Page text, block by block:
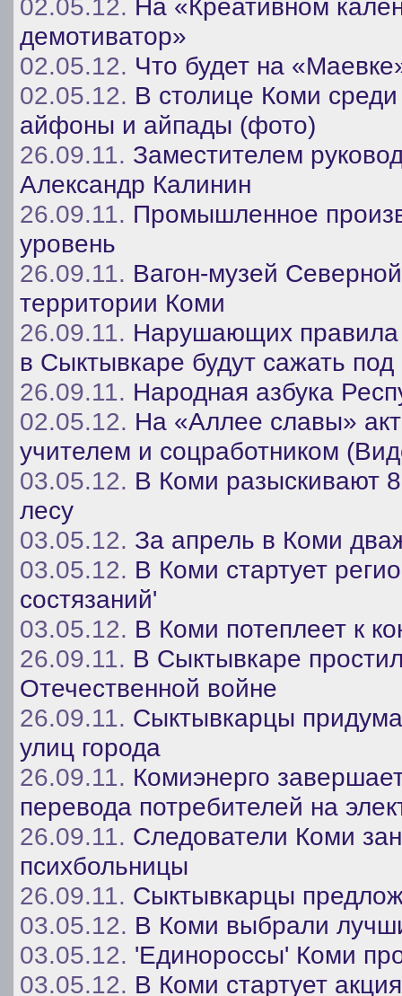
02.05.12. На «Креативном
демотиватор»
02.05.12. Что будет на
02.05.12. В столице Коми
айфоны и айпады (фото)
26.09.11. Заместителем
Александр Калинин
26.09.11. Промышленное
уровень
26.09.11. Вагон-музей
территории Коми
26.09.11. Нарушающих правила
в Сыктывкаре будут сажать под
26.09.11. Народная азбука
02.05.12. На «Аллее славы»
учителем и соцработником
03.05.12. В Коми разыскивают
лесу
03.05.12. За апрель в Коми
03.05.12. В Коми стартует
состязаний'
03.05.12. В Коми потеплеет к
26.09.11. В Сыктывкаре
Отечественной войне
26.09.11. Сыктывкарцы
улиц города
26.09.11. Комиэнерго
перевода потребителей на
26.09.11. Следователи Коми
психбольницы
26.09.11. Сыктывкарцы
03.05.12. В Коми выбрали
03.05.12. 'Единороссы' Коми
03.05.12. В Коми стартует